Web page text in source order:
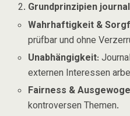
Grundprinzipien
Wahrhaftigkeit &
prüfbar und ohne
Unabhängigkeit:
externen Interessen
Fairness &
kontroversen Themen.